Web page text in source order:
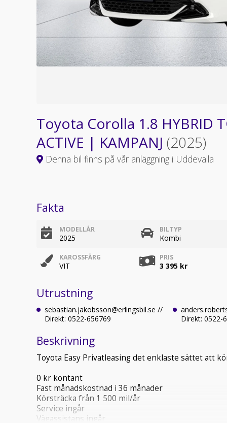
Toyota Corolla 1.8 HYBRID
ACTIVE | KAMPANJ (2025)
Denna bil finns på vår anläggning i Uddevalla
Fakta
MODELLÅR
2025
BILTYP
Kombi
KAROSSFÄRG
VIT
PRIS
3 395 kr
Utrustning
sebastian.jakobsson@erlingsbil.se //
Direkt: 0522-656769
Direkt: 0522-
Beskrivning
Toyota Easy Privatleasing det enklaste sättet att
0 kr kontant
Fast månadskostnad i 36 månader
Körsträcka från 1 500 mil/år
Service ingår
Vägassistans ingår